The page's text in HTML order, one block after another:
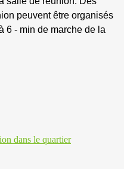
peuvent être organisés
6 - min de marche de la
dans le quartier